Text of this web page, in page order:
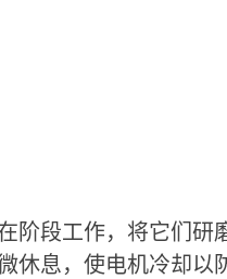
阶段工作，将它们
休息，使电机冷却以